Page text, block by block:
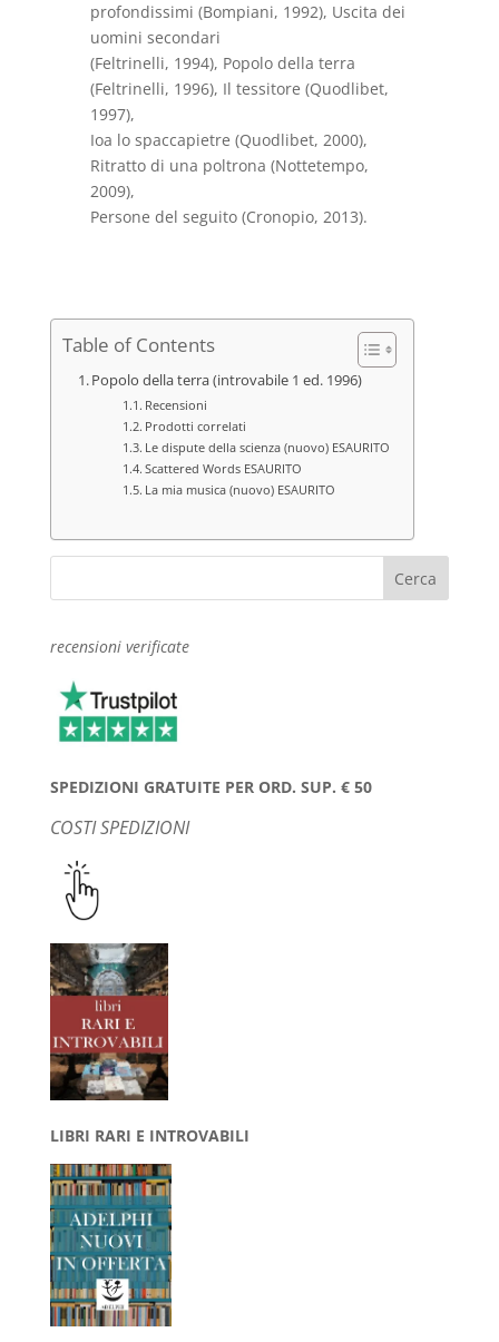
profondissimi (Bompiani, 1992), Uscita dei
uomini secondari
(Feltrinelli, 1994), Popolo della terra
(Feltrinelli, 1996), Il tessitore (Quodlibet,
1997),
Ioa lo spaccapietre (Quodlibet, 2000),
Ritratto di una poltrona (Nottetempo,
2009),
Persone del seguito (Cronopio, 2013).
Table of Contents
Popolo della terra (introvabile 1 ed. 1996)
Recensioni
Prodotti correlati
Le dispute della scienza (nuovo) ESAURITO
Scattered Words ESAURITO
La mia musica (nuovo) ESAURITO
recensioni verificate
SPEDIZIONI GRATUITE PER ORD. SUP. € 50
COSTI SPEDIZIONI
LIBRI RARI E INTROVABILI